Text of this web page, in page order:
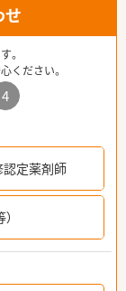
せ
。
ください。
4
認定薬剤師